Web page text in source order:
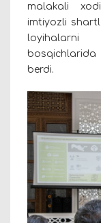
malakali
imtiyozli
loyihalarni
berdi.